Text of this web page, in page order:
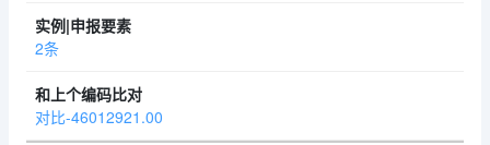
2条
对比-46012921.00